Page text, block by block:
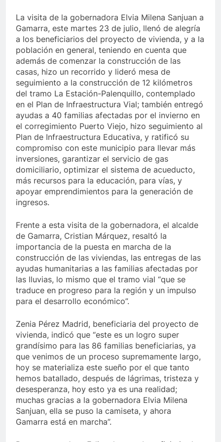
La visita de la gobernadora Elvia Milena Sanjuan a
Gamarra, este martes 23 de julio, llenó de alegría
a los beneficiarios del proyecto de vivienda, y a la
población en general, teniendo en cuenta que
además de comenzar la construcción de las
casas, hizo un recorrido y lideró mesa de
seguimiento a la construcción de 12 kilómetros
del tramo La Estación-Palenquillo, contemplado
en el Plan de Infraestructura Vial; también entregó
ayudas a 40 familias afectadas por el invierno en
el corregimiento Puerto Viejo, hizo seguimiento al
Plan de Infraestructura Educativa, y ratificó su
compromiso con este municipio para llevar más
inversiones, garantizar el servicio de gas
domiciliario, optimizar el sistema de acueducto,
más recursos para la educación, para vías, y
apoyar emprendimientos para la generación de
ingresos.
Frente a esta visita de la gobernadora, el alcalde
de Gamarra, Cristian Márquez, resaltó la
importancia de la puesta en marcha de la
construcción de las viviendas, las entregas de las
ayudas humanitarias a las familias afectadas por
las lluvias, lo mismo que el tramo vial “que se
traduce en progreso para la región y un impulso
para el desarrollo económico”.
Zenia Pérez Madrid, beneficiaria del proyecto de
vivienda, indicó que “este es un logro super
grandísimo para las 86 familias beneficiarias, ya
que venimos de un proceso supremamente largo,
hoy se materializa este sueño por el que tanto
hemos batallado, después de lágrimas, tristeza y
desesperanza, hoy esto ya es una realidad;
muchas gracias a la gobernadora Elvia Milena
Sanjuan, ella se puso la camiseta, y ahora
Gamarra está en marcha”.